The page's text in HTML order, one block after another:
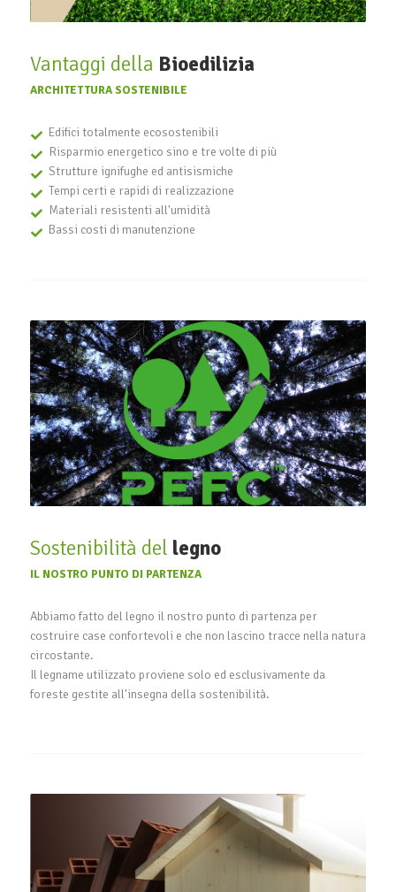
Vantaggi della Bioedilizia
ARCHITETTURA SOSTENIBILE
Edifici totalmente ecosostenibili
Risparmio energetico sino e tre volte di più
Strutture ignifughe ed antisismiche
Tempi certi e rapidi di realizzazione
Materiali resistenti all'umidità
Bassi costi di manutenzione
Sostenibilità del legno
IL NOSTRO PUNTO DI PARTENZA
Abbiamo fatto del legno il nostro punto di partenza per
costruire case confortevoli e che non lascino tracce nella natura
circostante.
Il legname utilizzato proviene solo ed esclusivamente da
foreste gestite all'insegna della sostenibilità.